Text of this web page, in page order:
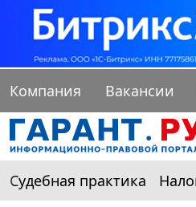
Компания Вакансии
Судебная практика